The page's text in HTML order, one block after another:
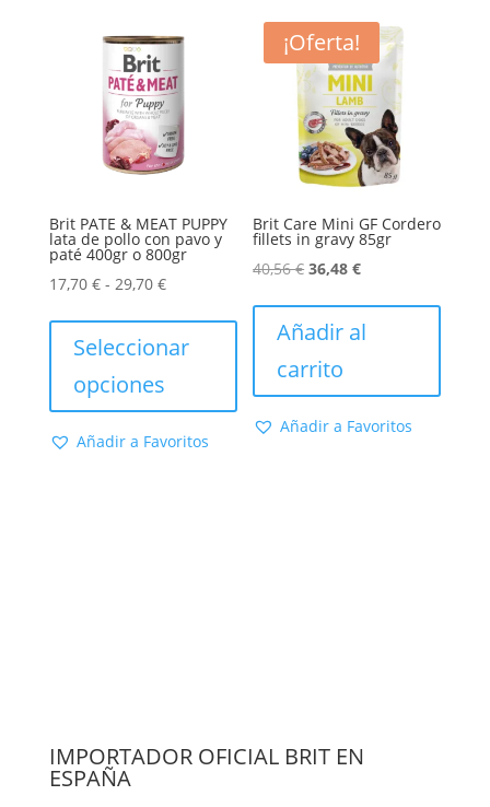
Brit PATE & MEAT PUPPY
lata de pollo con pavo y
paté 400gr o 800gr
17,70 € - 29,70 €Rango
precios:
29,70 €
Seleccionar
opciones
Este
producto
múltiples
variantes.
Añadir a Favoritos
¡Oferta!
Brit Care Mini GF Cordero
fillets in gravy 85gr
40,56€ El
original
40,56 €.
36,48€El
actual
Añadir al
carrito
Añadir a Favoritos
IMPORTADOR OFICIAL BRIT EN
ESPAÑA